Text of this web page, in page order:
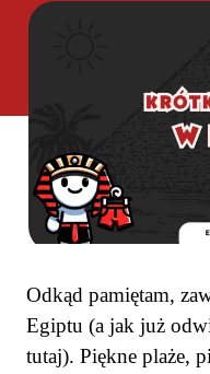
Odkąd pamiętam,
Egiptu (a jak już
tutaj). Piękne plaże,